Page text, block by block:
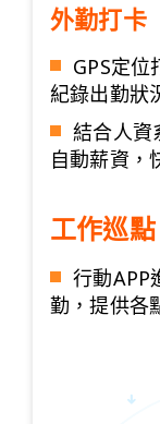
外勤打卡
GPS定
紀錄出勤狀
結合人資
自動薪資，
工作巡
行動APP
勤，提供各